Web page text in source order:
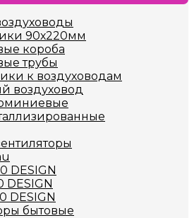
90х220мм
короба
трубы
к воздуховодам
воздуховод
DESIGN
DESIGN
DESIGN
бытовые